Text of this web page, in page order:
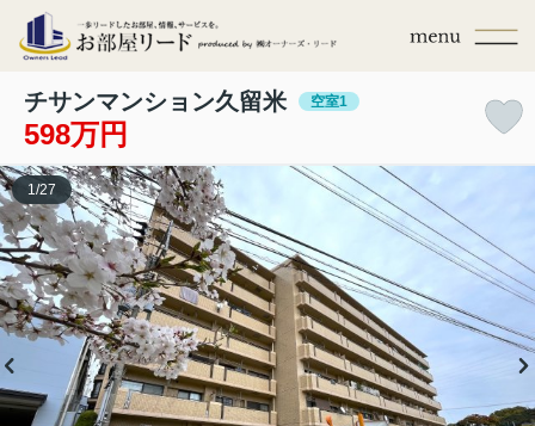
チサンマンション久留米 空室1
598万円
1 /27